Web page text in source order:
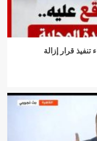
قرار إزالة